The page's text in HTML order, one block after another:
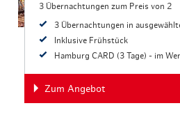
3 Übernachtungen zum Preis von 2
3 Übernachtungen in
Inklusive Frühstück
Hamburg CARD (3 Tage) - im
Zum Angebot